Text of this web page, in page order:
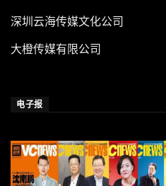
深圳云海传媒文化公司
大橙传媒有限公司
电子报